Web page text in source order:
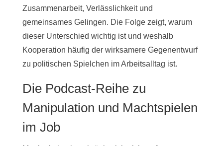
Zusammenarbeit, Verlässlichkeit und
gemeinsames Gelingen. Die Folge zeigt, warum
dieser Unterschied wichtig ist und weshalb
Kooperation häufig der wirksamere Gegenentwurf
zu politischen Spielchen im Arbeitsalltag ist.
Die Podcast-Reihe zu
Manipulation und Machtspielen
im Job